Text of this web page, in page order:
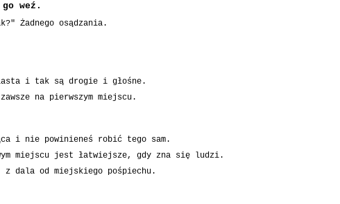
weź.
Żadnego osądzania.
i tak są drogie i głośne.
na pierwszym miejscu.
i nie powinieneś robić tego sam.
miejscu jest łatwiejsze, gdy zna się ludzi.
z dala od miejskiego pośpiechu.